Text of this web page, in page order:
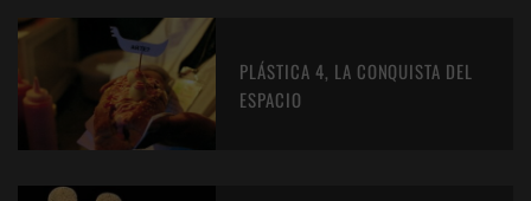
PLÁSTICA 4, LA CONQUISTA DEL
ESPACIO